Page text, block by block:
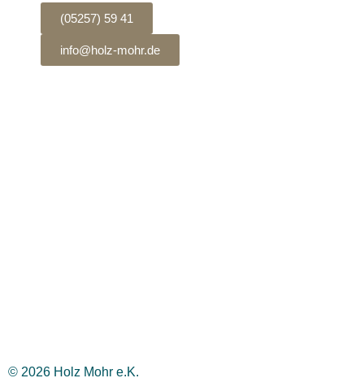
(05257) 59 41
info@holz-mohr.de
© 2026 Holz Mohr e.K.